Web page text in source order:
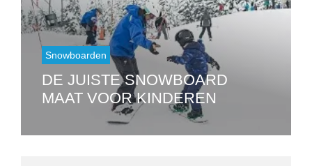
Snowboarden
DE JUISTE SNOWBOARD
MAAT VOOR KINDEREN